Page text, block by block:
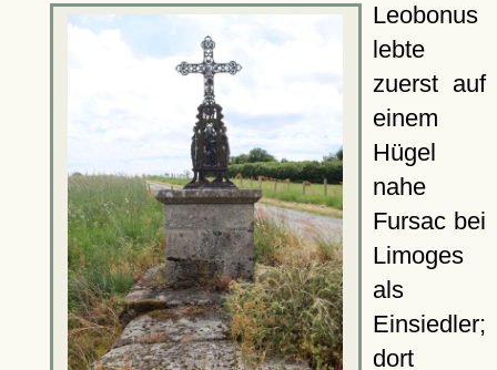
Leobonus
lebte
zuerst auf
einem
Hügel
nahe
Fursac bei
Limoges
als
Einsiedler;
dort